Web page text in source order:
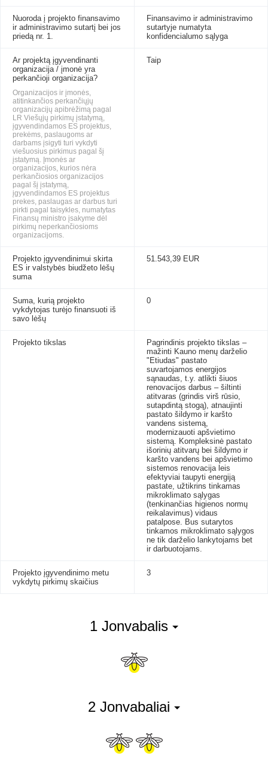
Nuoroda į projekto finansavimo
ir administravimo sutartį bei jos
priedą nr. 1.
Finansavimo ir administravimo
sutartyje numatyta
konfidencialumo sąlyga
Ar projektą įgyvendinanti
organizacija / įmonė yra
perkančioji organizacija?
Organizacijos ir įmonės,
atitinkančios perkančiųjų
organizacijų apibrėžimą pagal
LR Viešųjų pirkimų įstatymą,
įgyvendindamos ES projektus,
prekėms, paslaugoms ar
darbams įsigyti turi vykdyti
viešuosius pirkimus pagal šį
įstatymą. Įmonės ar
organizacijos, kurios nėra
perkančiosios organizacijos
pagal šį įstatymą,
įgyvendindamos ES projektus
prekes, paslaugas ar darbus turi
pirkti pagal taisykles, numatytas
Finansų ministro įsakyme dėl
pirkimų neperkančiosioms
organizacijoms.
Taip
Projekto įgyvendinimui skirta
ES ir valstybės biudžeto lėšų
suma
51.543,39 EUR
Suma, kurią projekto
vykdytojas turėjo finansuoti iš
savo lėšų
0
Projekto tikslas
Pagrindinis projekto tikslas –
mažinti Kauno menų darželio
"Etiudas" pastato
suvartojamos energijos
sąnaudas, t.y. atlikti šiuos
renovacijos darbus – šiltinti
atitvaras (grindis virš rūsio,
sutapdintą stogą), atnaujinti
pastato šildymo ir karšto
vandens sistemą,
modernizauoti apšvietimo
sistemą. Kompleksinė pastato
išorinių atitvarų bei šildymo ir
karšto vandens bei apšvietimo
sistemos renovacija leis
efektyviai taupyti energiją
pastate, užtikrins tinkamas
mikroklimato sąlygas
(tenkinančias higienos normų
reikalavimus) vidaus
patalpose. Bus sutarytos
tinkamos mikroklimato sąlygos
ne tik darželio lankytojams bet
ir darbuotojams.
Projekto įgyvendinimo metu
vykdytų pirkimų skaičius
3
1 Jonvabalis
2 Jonvabaliai